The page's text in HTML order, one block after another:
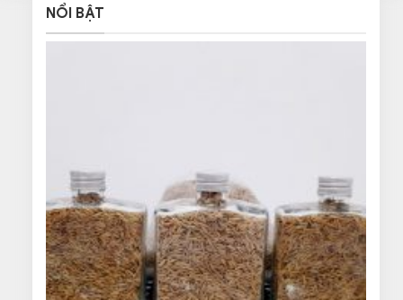
NỔI BẬT